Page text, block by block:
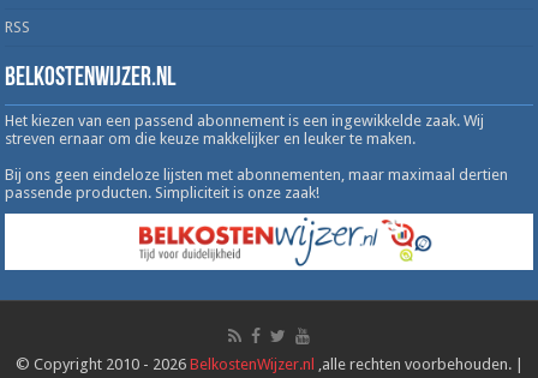
RSS
Belkostenwijzer.nl
Het kiezen van een passend abonnement is een ingewikkelde zaak. Wij
streven ernaar om die keuze makkelijker en leuker te maken.
Bij ons geen eindeloze lijsten met abonnementen, maar maximaal dertien
passende producten. Simpliciteit is onze zaak!
© Copyright 2010 - 2026 BelkostenWijzer.nl ,alle rechten voorbehouden. |